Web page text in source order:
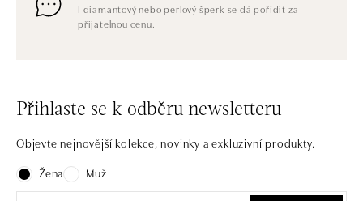
I diamantový nebo perlový šperk se dá pořídit za
přijatelnou cenu.
Přihlaste se k odběru newsletteru
Objevte nejnovější kolekce, novinky a exkluzivní produkty.
Žena
Muž